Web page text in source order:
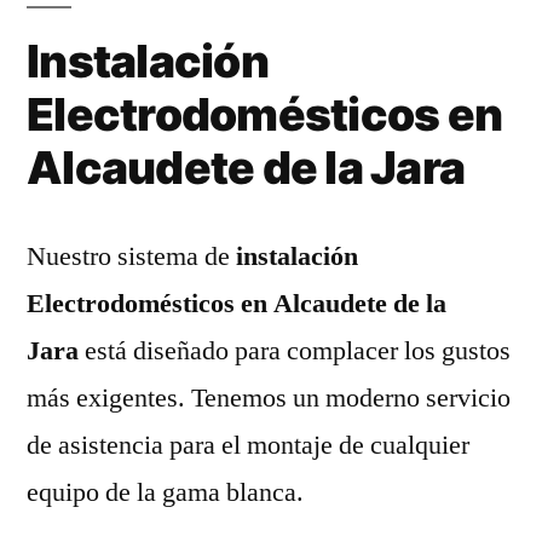
Instalación
Electrodomésticos en
Alcaudete de la Jara
Nuestro sistema de instalación
Electrodomésticos en Alcaudete de la
Jaraestá diseñado para complacer los gustos
más exigentes. Tenemos un moderno servicio
de asistencia para el montaje de cualquier
equipo de la gama blanca.